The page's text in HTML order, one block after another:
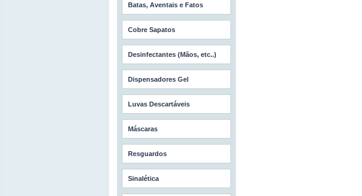
Batas, Aventais e Fatos
Cobre Sapatos
Desinfectantes (Mãos, etc..)
Dispensadores Gel
Luvas Descartáveis
Máscaras
Resguardos
Sinalética